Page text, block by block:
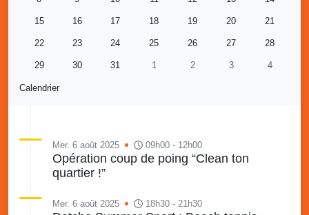
Calendrier
15 16 17 18 19 20 21
22 23 24 25 26 27 28
29 30 31 1 2 3 4
Mer. 6 août 2025 09h00 - 12h00
Opération coup de poing “Clean ton
quartier !”
Mer. 6 août 2025 18h30 - 21h30